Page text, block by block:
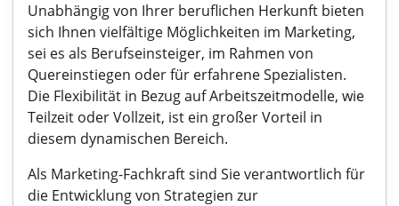
Unabhängig von Ihrer beruflichen Herkunft bieten
sich Ihnen vielfältige Möglichkeiten im Marketing,
sei es als Berufseinsteiger, im Rahmen von
Quereinstiegen oder für erfahrene Spezialisten.
Die Flexibilität in Bezug auf Arbeitszeitmodelle, wie
Teilzeit oder Vollzeit, ist ein großer Vorteil in
diesem dynamischen Bereich.
Als Marketing-Fachkraft sind Sie verantwortlich für
die Entwicklung von Strategien zur